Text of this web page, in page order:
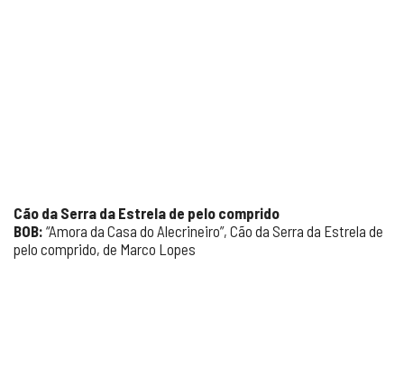
Cão da Serra da Estrela de pelo comprido
BOB: “Amora da Casa do Alecrineiro”, Cão da Serra da Estrela de
pelo comprido, de Marco Lopes